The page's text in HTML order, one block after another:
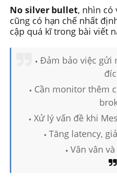
No silver bullet, nhìn có
cũng có hạn chế nhất
cập quá kĩ trong bài viết
Đảm bảo việc gửi
Cần monitor thêm
Xử lý vấn đề khi
Tăng latency,
Vân vân